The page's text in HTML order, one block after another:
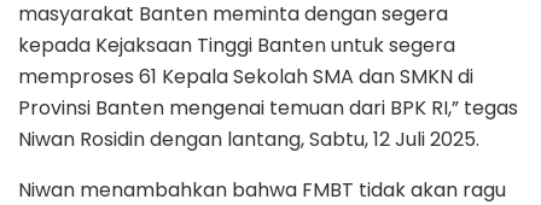
masyarakat Banten meminta dengan segera
kepada Kejaksaan Tinggi Banten untuk segera
memproses 61 Kepala Sekolah SMA dan SMKN di
Provinsi Banten mengenai temuan dari BPK RI,” tegas
Niwan Rosidin dengan lantang, Sabtu, 12 Juli 2025.
Niwan menambahkan bahwa FMBT tidak akan ragu